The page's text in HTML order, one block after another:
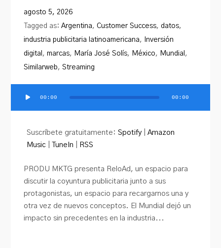
agosto 5, 2026
Tagged as:Argentina,Customer Success,datos,
industria publicitaria latinoamericana, Inversión
digital ,marcas, María José Solís, México, Mundial ,
Similarweb,Streaming
Reproductor
00:00 00:00
Suscríbete gratuitamente:Spotify |Amazon
Music
TuneIn RSS
PRODU MKTG presenta ReloAd, un espacio para
discutir la coyuntura publicitaria junto a sus
protagonistas, un espacio para recargarnos una y
otra vez de nuevos conceptos. El Mundial dejó un
impacto sin precedentes en la industria...